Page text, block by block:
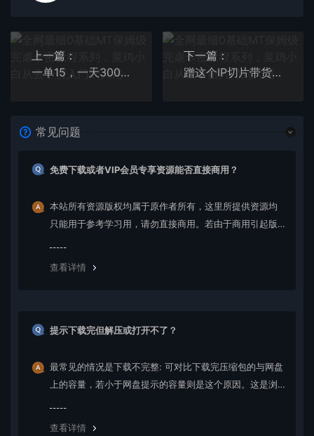
上一篇：
一单15，一天300+，小商品大智慧，高考风口，选品该怎么布局
下一篇：
蹭这个IP切片带货实操版，让你轻松月入过万（教程+素材）
常见问题
免费下载或者VIP会员专享资源能否直接商用？
本站所有资源版权均属于原作者所有，这里所提供资源均
只能用于参考学习用，请勿直接商用。若由于商用引起版
查看详情
提示下载完但解压或打开不了？
最常见的情况是下载不完整: 可对比下载完压缩包的与网盘
上的容量，若小于网盘提示的容量则是这个原因。这是浏
查看详情